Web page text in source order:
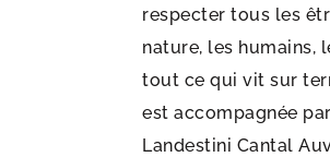
respecter tous les
nature, les humains,
tout ce qui vit sur
est accompagnée
Landestini Cantal